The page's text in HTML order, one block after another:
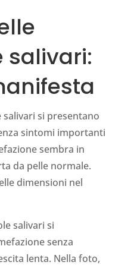
salivari:
si presentano
sintomi importanti
sembra in
da pelle normale.
dimensioni nel